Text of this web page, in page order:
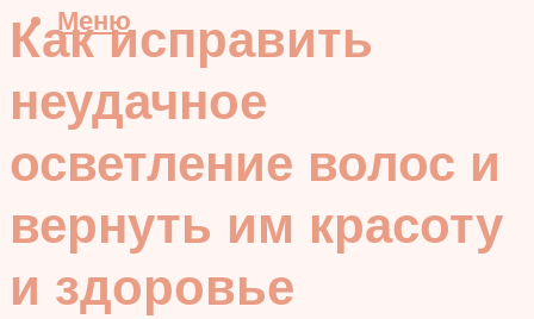
Меню
Как исправить
неудачное
осветление волос и
вернуть им красоту
и здоровье